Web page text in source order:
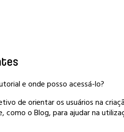
e onde posso acessá-lo?
de orientar os usuários na
como o Blog, para ajudar na